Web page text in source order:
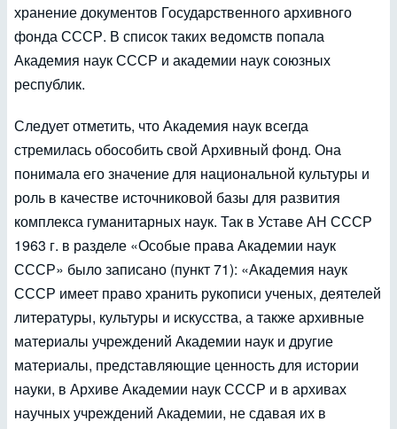
хранение документов Государственного архивного
фонда СССР. В список таких ведомств попала
Академия наук СССР и академии наук союзных
республик.
Следует отметить, что Академия наук всегда
стремилась обособить свой Архивный фонд. Она
понимала его значение для национальной культуры и
роль в качестве источниковой базы для развития
комплекса гуманитарных наук. Так в Уставе АН СССР
1963 г. в разделе «Особые права Академии наук
СССР» было записано (пункт 71): «Академия наук
СССР имеет право хранить рукописи ученых, деятелей
литературы, культуры и искусства, а также архивные
материалы учреждений Академии наук и другие
материалы, представляющие ценность для истории
науки, в Архиве Академии наук СССР и в архивах
научных учреждений Академии, не сдавая их в